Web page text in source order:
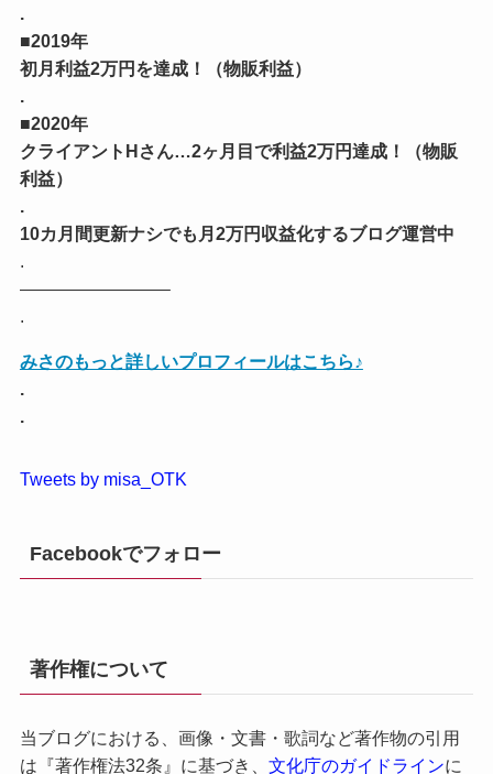
.
■2019年
初月利益2万円を達成！（物販利益）
.
■2020年
クライアントHさん…2ヶ月目で利益2万円達成！（物販
利益）
.
10カ月間更新ナシでも月2万円収益化するブログ運営中
.
————————–
.
みさのもっと詳しいプロフィールはこちら♪
.
.
Tweets by misa_OTK
Facebookでフォロー
著作権について
当ブログにおける、画像・文書・歌詞など著作物の引用
は『著作権法32条』に基づき、 文化庁のガイドラインに